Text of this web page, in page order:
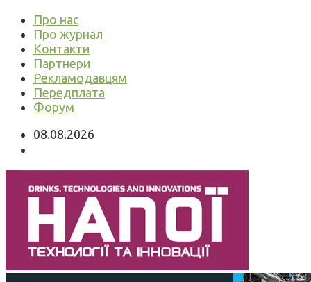
Про нас
Про журнал
Контакти
Партнери
Рекламодавцям
Передплата
Форум
08.08.2026